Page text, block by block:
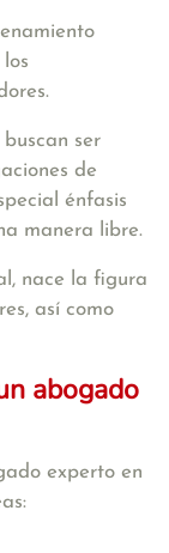
ser
de
énfasis
manera libre.
nace la figura
así como
abogado
experto en